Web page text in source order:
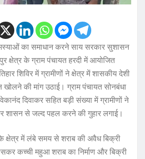
का समाधान करने साय सरकार सुशासन
क्षेत्र के ग्राम पंचायत हरदी में आयोजित
शिविर में ग्रामीणों ने क्षेत्र में शासकीय देशी
की मांग उठाई। ग्राम पंचायत सोनबंधा
दिवाकर सहित बड़ी संख्या में ग्रामीणों ने
शासन से जल्द पहल करने की गुहार लगाई।
क्षेत्र में लंबे समय से शराब की अवैध बिक्री
कच्ची महुआ शराब का निर्माण और बिक्री